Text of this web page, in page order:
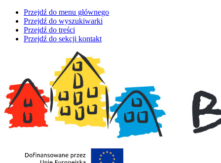
Przejdź do menu głównego
Przejdź do wyszukiwarki
Przejdź do treści
Przejdź do sekcji kontakt